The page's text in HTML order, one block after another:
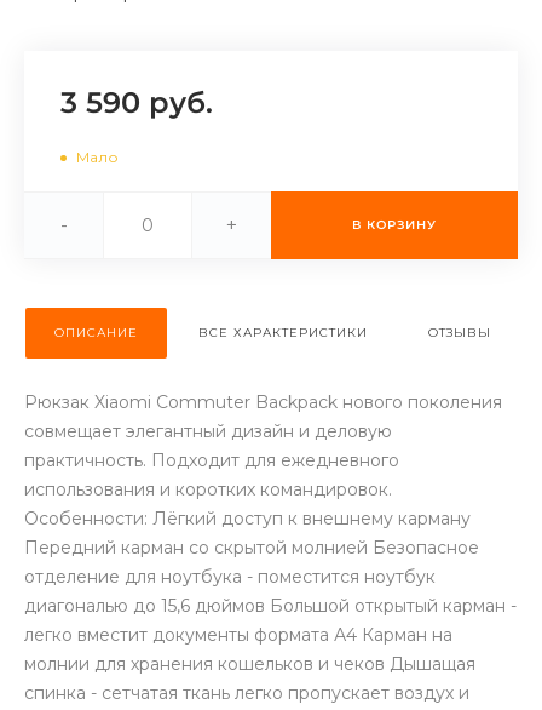
3 590 руб.
Мало
- + В КОРЗИНУ
ОПИСАНИЕ ВСЕ ХАРАКТЕРИСТИКИ ОТЗЫВЫ
Рюкзак Xiaomi Commuter Backpack нового поколения
совмещает элегантный дизайн и деловую
практичность. Подходит для ежедневного
использования и коротких командировок.
Особенности: Лёгкий доступ к внешнему карману
Передний карман со скрытой молнией Безопасное
отделение для ноутбука - поместится ноутбук
диагональю до 15,6 дюймов Большой открытый карман -
легко вместит документы формата А4 Карман на
молнии для хранения кошельков и чеков Дышащая
спинка - сетчатая ткань легко пропускает воздух и